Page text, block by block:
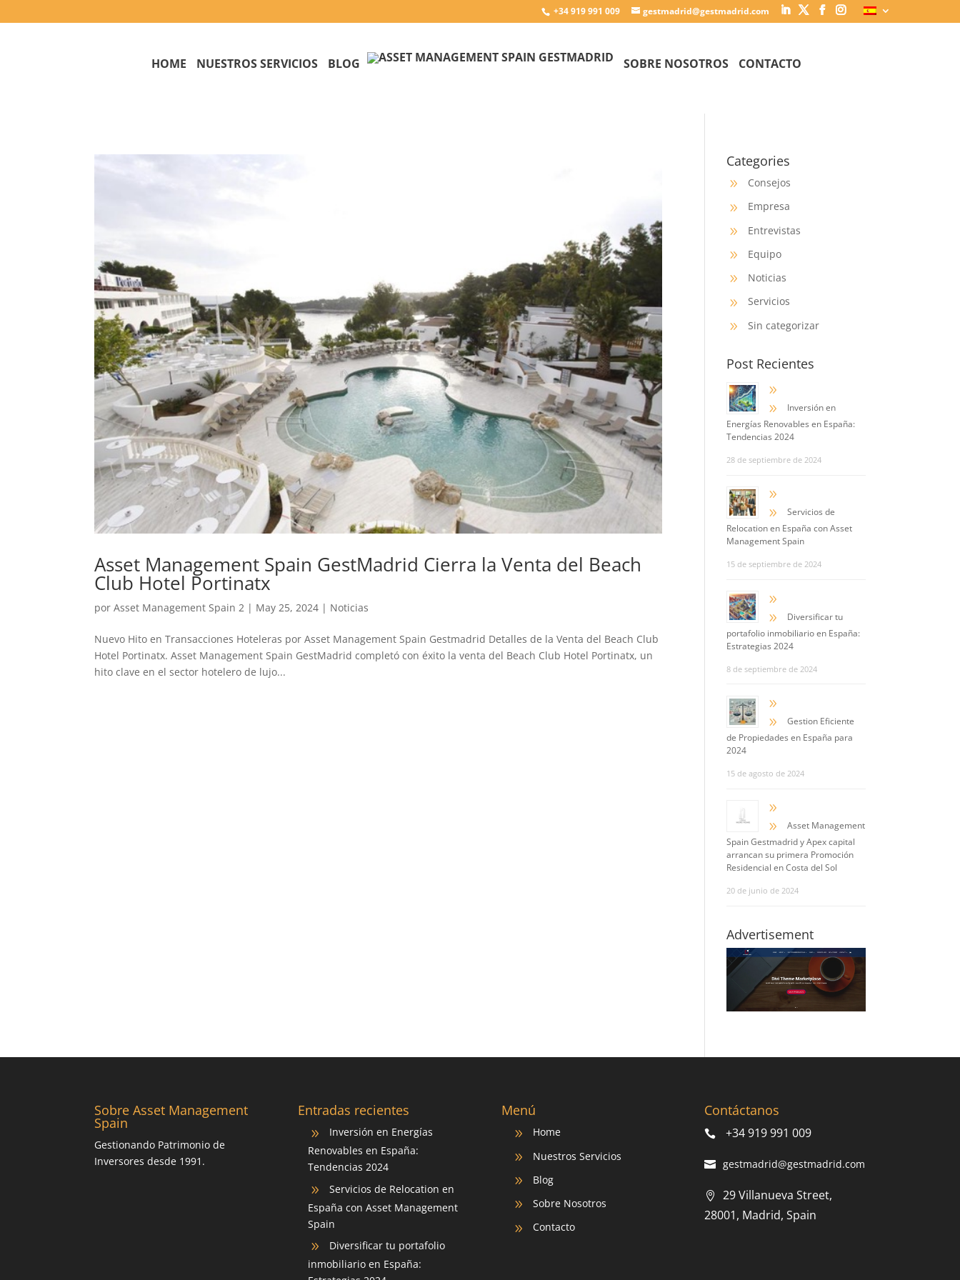
+34 919 991 009 gestmadrid@gestmadrid.com
HOME NUESTROS SERVICIOS BLOG SOBRE NOSOTROS CONTACTO
Asset Management Spain GestMadrid Cierra la Venta del Beach
Club Hotel Portinatx
por Asset Management Spain 2 | May 25, 2024 | Noticias
Nuevo Hito en Transacciones Hoteleras por Asset Management Spain Gestmadrid Detalles de la Venta del Beach Club
Hotel Portinatx. Asset Management Spain GestMadrid completó con éxito la venta del Beach Club Hotel Portinatx, un
hito clave en el sector hotelero de lujo...
Categories
9 Consejos
9 Empresa
9 Entrevistas
9 Equipo
9 Noticias
9 Servicios
9 Sin categorizar
Post Recientes
9
9
Inversión en
Energías Renovables en España:
Tendencias 2024
28 de septiembre de 2024
9
9
Servicios de
Relocation en España con Asset
Management Spain
15 de septiembre de 2024
9
9
Diversificar tu
portafolio inmobiliario en España:
Estrategias 2024
8 de septiembre de 2024
9
9
Gestion Eficiente
de Propiedades en España para
2024
15 de agosto de 2024
9
9
Asset Management
Spain Gestmadrid y Apex capital
arrancan su primera Promoción
Residencial en Costa del Sol
20 de junio de 2024
Advertisement
Sobre Asset Management
Spain
Gestionando Patrimonio de
Inversores desde 1991.
Entradas recientes
9
Inversión en Energías
Renovables en España:
Tendencias 2024
9
Servicios de Relocation en
España con Asset Management
Spain
9
Diversificar tu portafolio
inmobiliario en España:
Menú
9 Home
9 Nuestros Servicios
9 Blog
9 Sobre Nosotros
9 Contacto
Contáctanos
+34 919 991 009
gestmadrid@gestmadrid.com
29 Villanueva Street,
28001, Madrid, Spain